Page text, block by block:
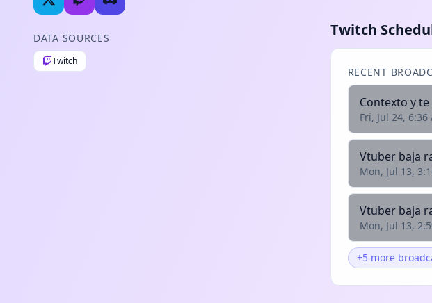
DATA SOURCES
Twitch
Twitch
RECENT
Contexto y
Fri, Jul 24, 6:36
Vtuber baja
Mon, Jul 13,
Vtuber baja
Mon, Jul 13,
+5 more